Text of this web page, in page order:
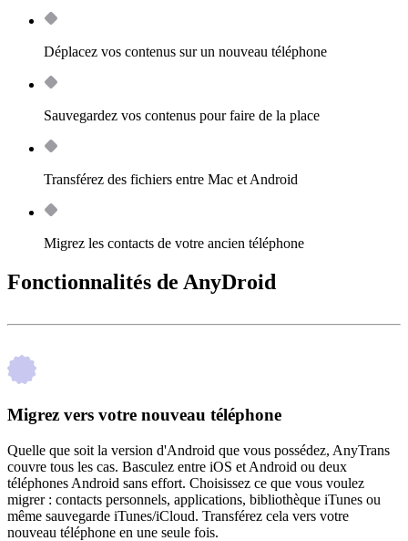
Déplacez vos contenus sur un nouveau téléphone
Sauvegardez vos contenus pour faire de la place
Transférez des fichiers entre Mac et Android
Migrez les contacts de votre ancien téléphone
Fonctionnalités de AnyDroid
Migrez vers votre nouveau téléphone
Quelle que soit la version d'Android que vous possédez, AnyTrans
couvre tous les cas. Basculez entre iOS et Android ou deux
téléphones Android sans effort. Choisissez ce que vous voulez
migrer : contacts personnels, applications, bibliothèque iTunes ou
même sauvegarde iTunes/iCloud. Transférez cela vers votre
nouveau téléphone en une seule fois.